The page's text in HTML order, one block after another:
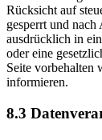
Rücksicht auf
gesperrt und
ausdrücklich in
oder eine
Seite vorbehalten
informieren.
8.3